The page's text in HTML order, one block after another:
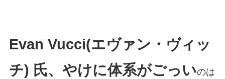
Evan Vucci(エヴァン・ヴィッ
チ) 氏、やけに体系がごっいのは